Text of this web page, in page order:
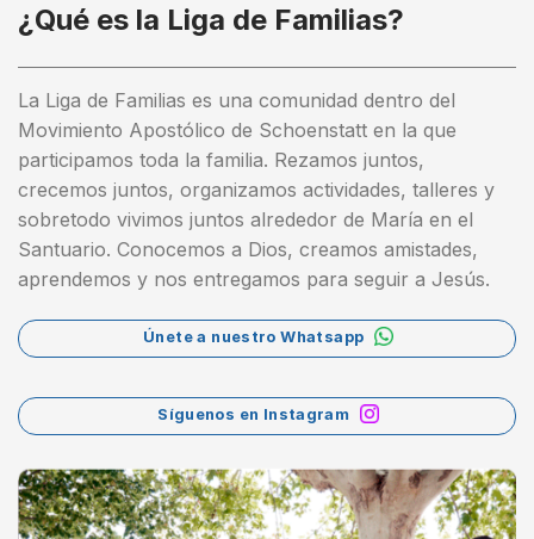
¿Qué es la Liga de Familias?
La Liga de Familias es una comunidad dentro del
Movimiento Apostólico de Schoenstatt en la que
participamos toda la familia. Rezamos juntos,
crecemos juntos, organizamos actividades, talleres y
sobretodo vivimos juntos alrededor de María en el
Santuario. Conocemos a Dios, creamos amistades,
aprendemos y nos entregamos para seguir a Jesús.
Únete a nuestro Whatsapp
Síguenos en Instagram